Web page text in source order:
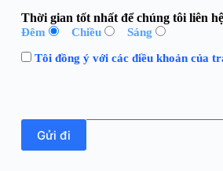
Thời gian tốt nhất để chúng tôi liên
Đêm Chiều Sáng
Tôi đồng ý với các điều khoản của